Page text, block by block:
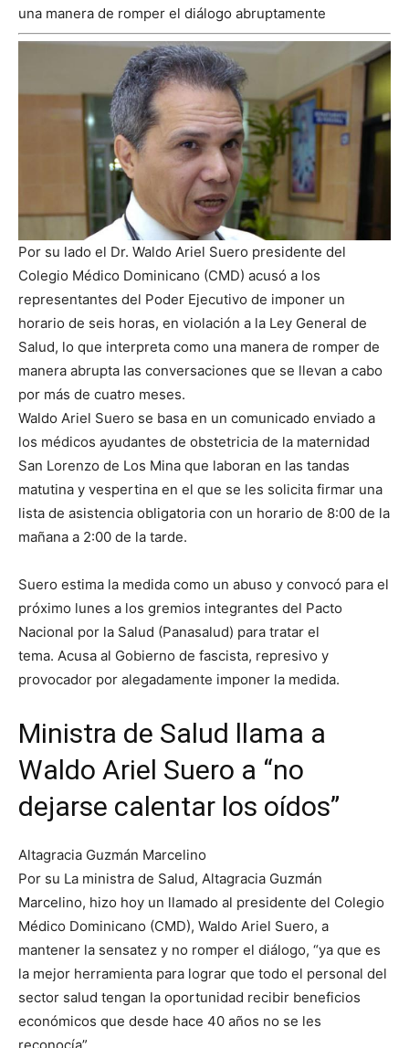
una manera de romper el diálogo abruptamente
Por su lado el Dr. Waldo Ariel Suero presidente del
Colegio Médico Dominicano (CMD) acusó a los
representantes del Poder Ejecutivo de imponer un
horario de seis horas, en violación a la Ley General de
Salud, lo que interpreta como una manera de romper de
manera abrupta las conversaciones que se llevan a cabo
por más de cuatro meses.
Waldo Ariel Suero se basa en un comunicado enviado a
los médicos ayudantes de obstetricia de la maternidad
San Lorenzo de Los Mina que laboran en las tandas
matutina y vespertina en el que se les solicita firmar una
lista de asistencia obligatoria con un horario de 8:00 de la
mañana a 2:00 de la tarde.
Suero estima la medida como un abuso y convocó para el
próximo lunes a los gremios integrantes del Pacto
Nacional por la Salud (Panasalud) para tratar el
tema. Acusa al Gobierno de fascista, represivo y
provocador por alegadamente imponer la medida.
Ministra de Salud llama a
Waldo Ariel Suero a “no
dejarse calentar los oídos”
Altagracia Guzmán Marcelino
Por su La ministra de Salud, Altagracia Guzmán
Marcelino, hizo hoy un llamado al presidente del Colegio
Médico Dominicano (CMD), Waldo Ariel Suero, a
mantener la sensatez y no romper el diálogo, “ya que es
la mejor herramienta para lograr que todo el personal del
sector salud tengan la oportunidad recibir beneficios
económicos que desde hace 40 años no se les